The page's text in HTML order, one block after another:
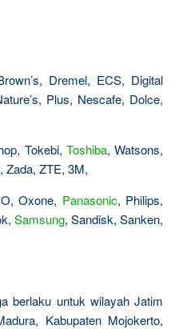
Dremel, ECS, Digital
Plus, Nescafe, Dolce,
Tokebi, Toshiba, Watsons,
Zada, ZTE, 3M,
Oxone, Panasonic, Philips,
Samsung, Sandisk, Sanken,
berlaku untuk wilayah Jatim
Kabupaten Mojokerto,